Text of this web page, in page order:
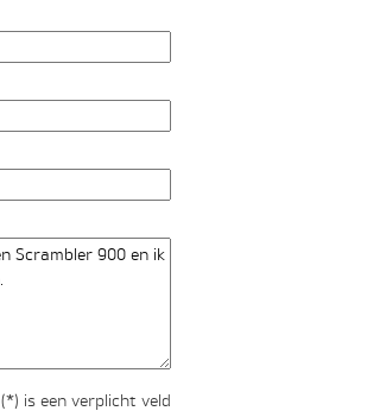
(*) is een verplicht veld